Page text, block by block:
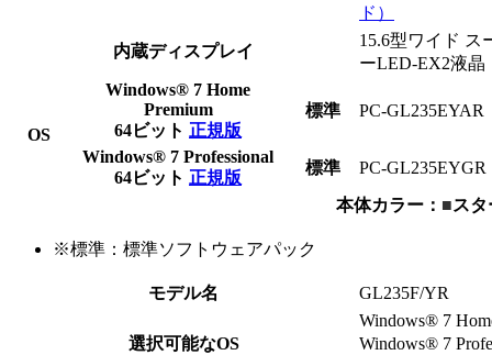
ド）
内蔵ディスプレイ
15.6型ワイド ス
ーLED-EX2液晶
OS
Windows® 7 Home
Premium
64ビット 正規版
標準 PC-GL235EYAR
Windows® 7 Professional
64ビット 正規版
標準 PC-GL235EYGR
本体カラー： ■ス
※標準：標準ソフトウェアパック
モデル名 GL235F/YR
選択可能なOS
Windows® 7
Windows® 7